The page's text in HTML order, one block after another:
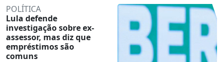
POLÍTICA
Lula defende
investigação sobre ex-
assessor, mas diz que
empréstimos são
comuns